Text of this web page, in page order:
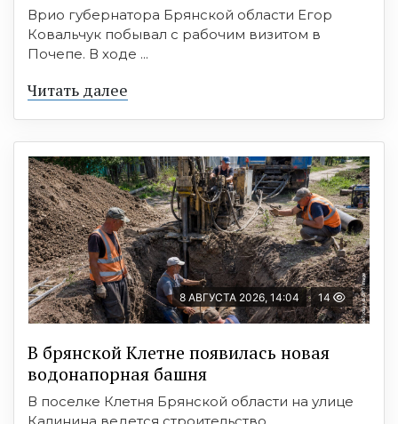
Врио губернатора Брянской области Егор
Ковальчук побывал с рабочим визитом в
Почепе. В ходе ...
Читать далее
8 АВГУСТА 2026, 14:04 14
В брянской Клетне появилась новая
водонапорная башня
В поселке Клетня Брянской области на улице